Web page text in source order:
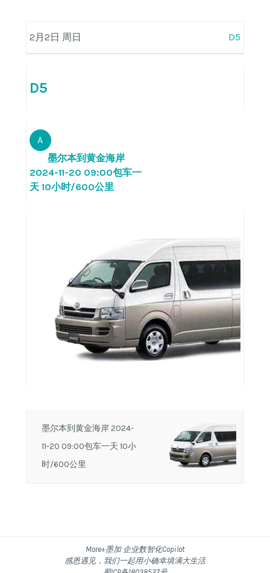
2月2日 周日 D5
D5
A
墨尔本到黄金海岸
2024-11-20 09:00包车一
天 10小时/600公里
墨尔本到黄金海岸 2024-
11-20 09:00包车一天 10小
时/600公里
More+墨加 企业数智化Copilot
感恩遇见，我们一起用小确幸填满大生活